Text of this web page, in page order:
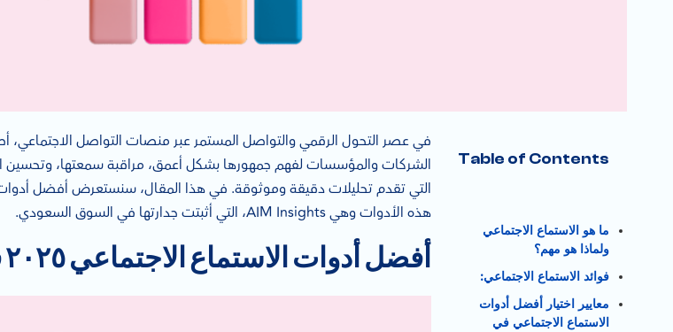
Table of Contents
ما هو الاستماع الاجتماعي
ولماذا هو مهم؟
فوائد الاستماع الاجتماعي:
معايير اختيار أفضل أدوات
الاستماع الاجتماعي في
الشركات والمؤسسات لفهم جمهورها بشكل أعمق، مراقبة سمعتها، وتحسين
هذه الأدوات وهي AIM Insights، التي أثبتت جدارتها في السوق السعودي.
أفضل أدوات الاستماع الاجتماعي ٢٠٢٥ في السعودية: دليلك الحصري